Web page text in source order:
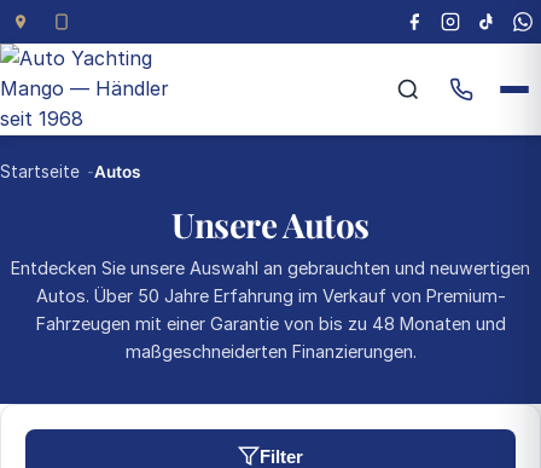
Startseite Autos
Unsere Autos
Entdecken Sie unsere Auswahl an gebrauchten und neuwertigen
Autos. Über 50 Jahre Erfahrung im Verkauf von Premium-
Fahrzeugen mit einer Garantie von bis zu 48 Monaten und
maßgeschneiderten Finanzierungen.
Filter